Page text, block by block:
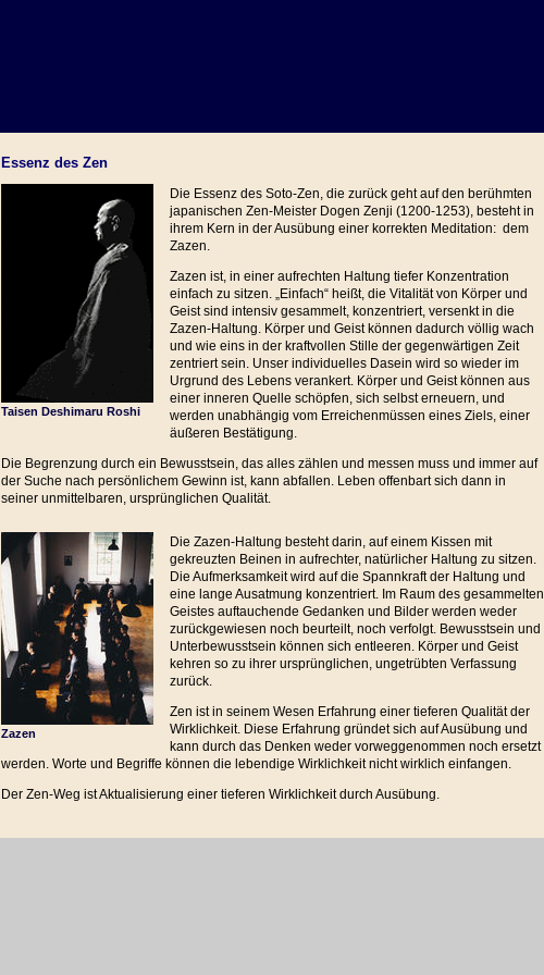
Essenz des Zen
Taisen Deshimaru Roshi
Die Essenz des Soto-Zen, die zurück geht auf den berühmten
japanischen Zen-Meister Dogen Zenji (1200-1253), besteht in
ihrem Kern in der Ausübung einer korrekten Meditation: dem
Zazen.
Zazen ist, in einer aufrechten Haltung tiefer Konzentration
einfach zu sitzen. „Einfach“ heißt, die Vitalität von Körper und
Geist sind intensiv gesammelt, konzentriert, versenkt in die
Zazen-Haltung. Körper und Geist können dadurch völlig wach
und wie eins in der kraftvollen Stille der gegenwärtigen Zeit
zentriert sein. Unser individuelles Dasein wird so wieder im
Urgrund des Lebens verankert. Körper und Geist können aus
einer inneren Quelle schöpfen, sich selbst erneuern, und
werden unabhängig vom Erreichenmüssen eines Ziels, einer
äußeren Bestätigung.
Die Begrenzung durch ein Bewusstsein, das alles zählen und messen muss und immer auf
der Suche nach persönlichem Gewinn ist, kann abfallen. Leben offenbart sich dann in
seiner unmittelbaren, ursprünglichen Qualität.
Zazen
Die Zazen-Haltung besteht darin, auf einem Kissen mit
gekreuzten Beinen in aufrechter, natürlicher Haltung zu sitzen.
Die Aufmerksamkeit wird auf die Spannkraft der Haltung und
eine lange Ausatmung konzentriert. Im Raum des gesammelten
Geistes auftauchende Gedanken und Bilder werden weder
zurückgewiesen noch beurteilt, noch verfolgt. Bewusstsein und
Unterbewusstsein können sich entleeren. Körper und Geist
kehren so zu ihrer ursprünglichen, ungetrübten Verfassung
zurück.
Zen ist in seinem Wesen Erfahrung einer tieferen Qualität der
Wirklichkeit. Diese Erfahrung gründet sich auf Ausübung und
kann durch das Denken weder vorweggenommen noch ersetzt
werden. Worte und Begriffe können die lebendige Wirklichkeit nicht wirklich einfangen.
Der Zen-Weg ist Aktualisierung einer tieferen Wirklichkeit durch Ausübung.